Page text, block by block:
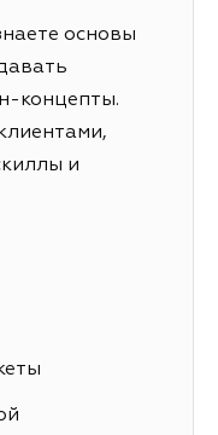
основы
концепты.
и